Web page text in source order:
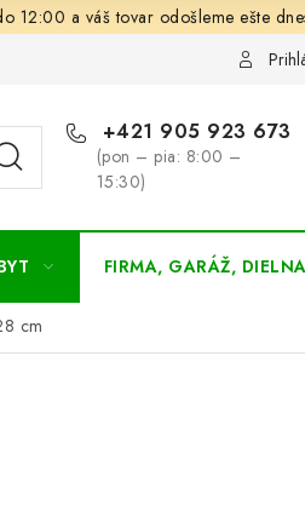
12:00 a váš tovar odošleme ešte
Obchodné a dodacie
+421 905 923 673
(pon – pia: 8:00 –
15:30)
FIRMA, GARÁŽ,
cm